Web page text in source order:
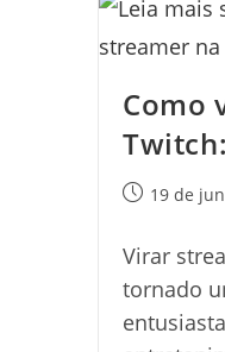
Como
Post19 de
Virar
tornado